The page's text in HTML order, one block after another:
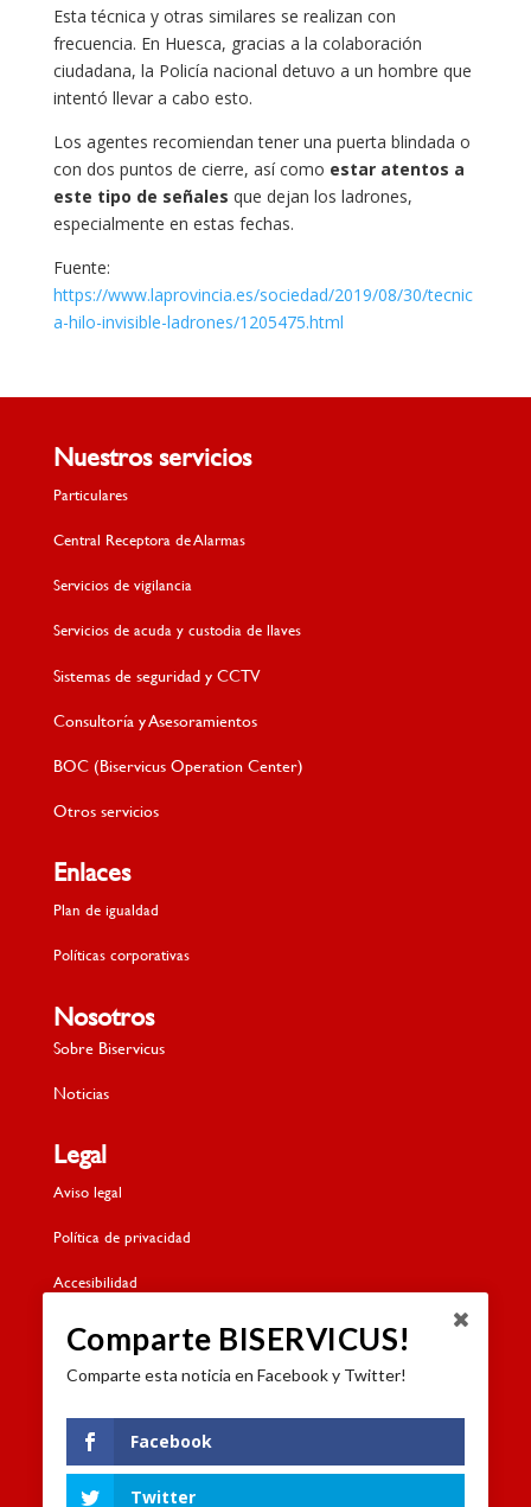
Esta técnica y otras similares se realizan con
frecuencia. En Huesca, gracias a la colaboración
ciudadana, la Policía nacional detuvo a un hombre que
intentó llevar a cabo esto.
Los agentes recomiendan tener una puerta blindada o
con dos puntos de cierre, así como estar atentos a
este tipo de señales que dejan los ladrones,
especialmente en estas fechas.
Fuente:
https://www.laprovincia.es/sociedad/2019/08/30/tecnic
a-hilo-invisible-ladrones/1205475.html
Nuestros servicios
Particulares
Central Receptora de Alarmas
Servicios de vigilancia
Servicios de acuda y custodia de llaves
Sistemas de seguridad y CCTV
Consultoría y Asesoramientos
BOC (Biservicus Operation Center)
Otros servicios
Enlaces
Plan de igualdad
Políticas corporativas
Nosotros
Sobre Biservicus
Noticias
Legal
Aviso legal
Política de privacidad
Accesibilidad
Política de cookies
Contacto
Formulario de contacto
Comparte BISERVICUS!
Comparte esta noticia en Facebook y Twitter!
Facebook
Twitter